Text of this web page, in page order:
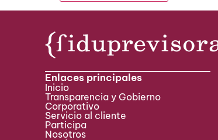
Enlaces principales
Inicio
Transparencia y Gobierno
Corporativo
Servicio al cliente
Participa ​
Nosotros